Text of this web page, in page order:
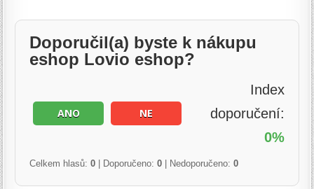
Doporučil(a) byste k nákupu
eshop Lovio eshop?
ANO NE
Index
doporučení:
0%
Celkem hlasů:0 | Doporučeno:0 | Nedoporučeno:0